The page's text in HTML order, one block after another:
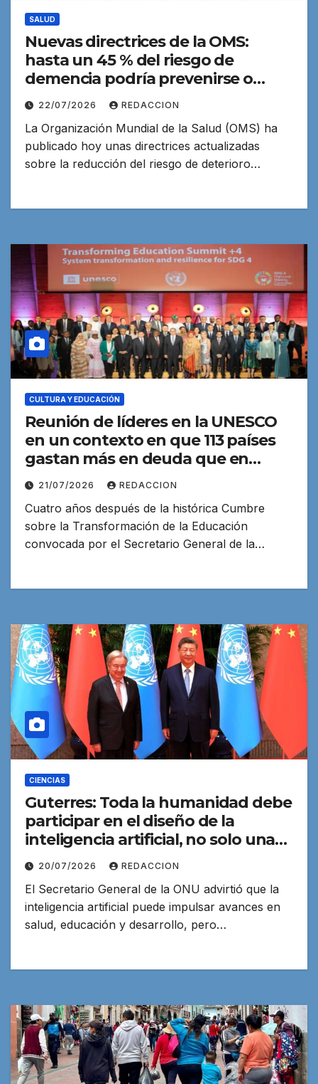
SALUD
Nuevas directrices de la OMS:
hasta un 45 % del riesgo de
demencia podría prevenirse o
retrasarse
22/07/2026 REDACCION
La Organización Mundial de la Salud (OMS) ha
publicado hoy unas directrices actualizadas
sobre la reducción del riesgo de deterioro…
CULTURA Y EDUCACIÓN
Reunión de líderes en la UNESCO
en un contexto en que 113 países
gastan más en deuda que en
educación
21/07/2026 REDACCION
Cuatro años después de la histórica Cumbre
sobre la Transformación de la Educación
convocada por el Secretario General de la…
CIENCIAS
Guterres: Toda la humanidad debe
participar en el diseño de la
inteligencia artificial, no solo unas
pocas potencias
20/07/2026 REDACCION
El Secretario General de la ONU advirtió que la
inteligencia artificial puede impulsar avances en
salud, educación y desarrollo, pero…